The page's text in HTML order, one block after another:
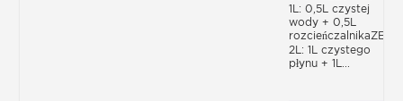
- zestaw do przygotowania karoserii
(odtłuszczacz, zestaw arkuszy ściernych,
gąbki ścierne, rozcieńczalnik)
1L: 0,5L czystej
wody + 0,5L
2L: 1L czystego
płynu + 1L...